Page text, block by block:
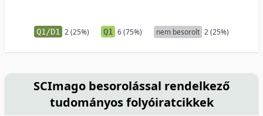
Q1/D1 2 (25%) Q1 6 (75%) nem besorolt 2 (25%)
SCImago besorolással rendelkező
tudományos folyóiratcikkek